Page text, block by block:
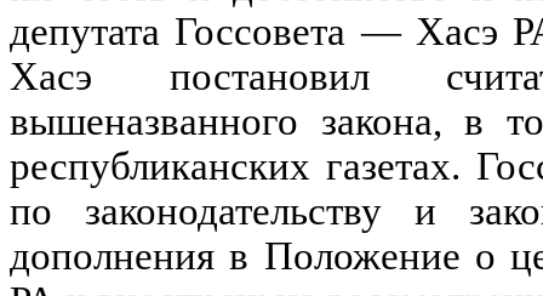
депутата Госсовета — Хасэ
Хасэ постановил
вышеназванного закона, в
республиканских газетах.
по законодательству и
дополнения в Положение о